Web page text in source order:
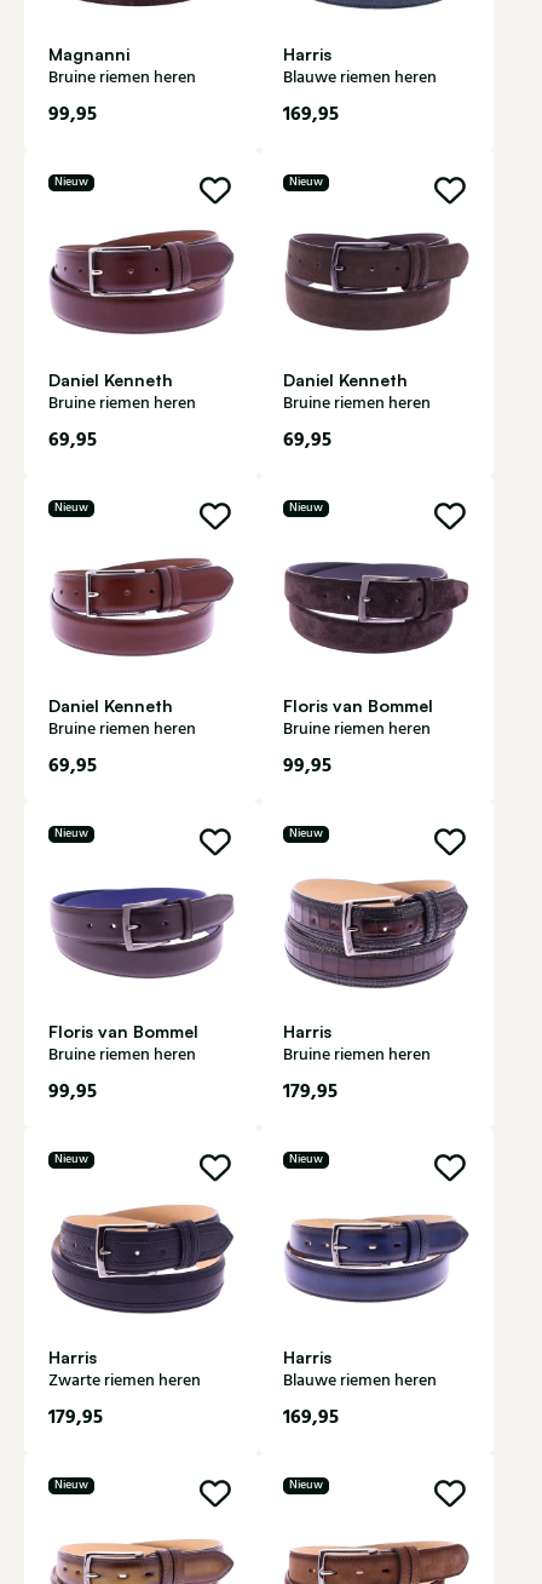
Magnanni
Bruine riemen heren
99,95
Harris
Blauwe riemen heren
169,95
Nieuw
Daniel Kenneth
Bruine riemen heren
69,95
Nieuw
Daniel Kenneth
Bruine riemen heren
69,95
Nieuw
Daniel Kenneth
Bruine riemen heren
69,95
Nieuw
Floris van Bommel
Bruine riemen heren
99,95
Nieuw
Floris van Bommel
Bruine riemen heren
99,95
Nieuw
Harris
Bruine riemen heren
179,95
Nieuw
Harris
Zwarte riemen heren
179,95
Nieuw
Harris
Blauwe riemen heren
169,95
Nieuw Nieuw